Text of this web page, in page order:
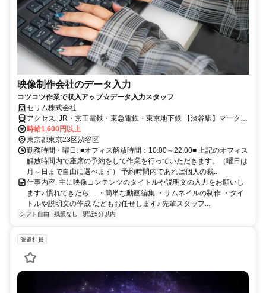
映像制作会社のデータ入力
コツコツ作業で収入アップ☆データ入力スタッフ
セリム株式会社
アクセス: JR・京王電鉄・東急電鉄・東京地下鉄 【渋谷駅】マークシ
ティより徒歩5分 京王電鉄井の頭線 【神泉駅】徒歩3分 複数路線利用
可能☆ 新宿・下北沢・池袋・横浜からの通勤も便利です♪
時給1,600円以上
東京都東京23区渋谷区
勤務時間・曜日: ■オフィス解放時間：10:00～22:00■ 上記のオフィス
解放時間内で座席の予約をして作業を行っていただきます。（曜日は
月～日まで自由に選べます） 予約時間内であれば個人の裁...
仕事内容: 主に映像コンテンツのタイトルや説明文の入力をお願いし
ます♪ 慣れてきたら… ・簡単な動画編集 ・サムネイルの制作 ・タイ
トルや説明文の作成 などもお任せします♪ 先輩スタッフ...
シフト自由 残業なし 駅近5分以内
派遣社員